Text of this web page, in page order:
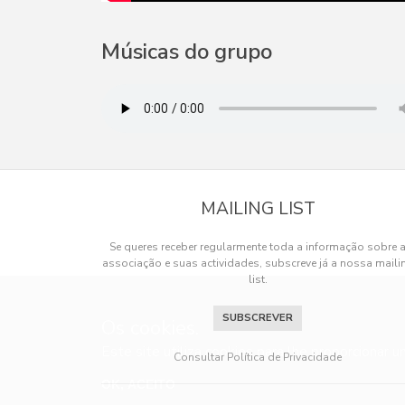
Este site utiliza cookies para lhe proporcionar
Músicas do grupo
MAILING LIST
Se queres receber regularmente toda a informação sobre a
associação e suas actividades, subscreve já a nossa
list.
SUBSCREVER
Consultar Política de Privacidade